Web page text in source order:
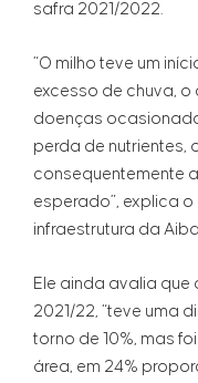
safra 2021/2022.
“O milho teve um
excesso de chuva,
doenças
perda de nutrientes,
consequentemente
esperado”, explica
infraestrutura da
Ele ainda avalia que
2021/22, “teve uma
torno de 10%, mas
área, em 24%